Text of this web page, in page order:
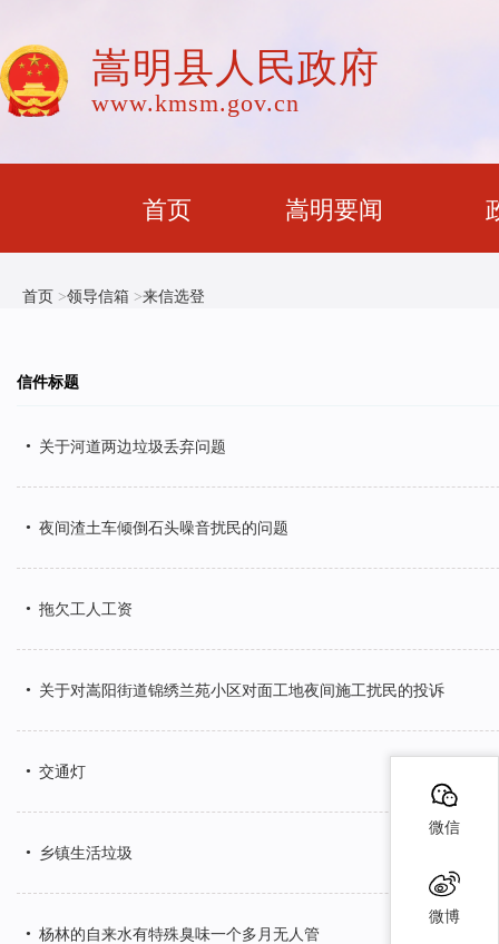
嵩明县人民政府
www.kmsm.gov.cn
首页 嵩明要闻
首页 >领导信箱 >来信选登
信件标题
• 关于河道两边垃圾丢弃问题
• 夜间渣土车倾倒石头噪音扰民的问题
• 拖欠工人工资
• 关于对嵩阳街道锦绣兰苑小区对面工地夜间施工扰民的投诉
• 交通灯
• 乡镇生活垃圾
• 杨林的自来水有特殊臭味一个多月无人管
微信
微博